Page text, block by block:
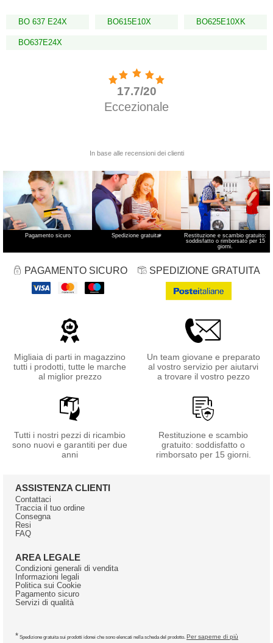
BO 637 E24X BO615E10X BO625E10XK
BO637E24X
Pagamento sicuro Spedizione gratuita*
Restituzione e scambio gratuito:
soddisfatto o rimborsato per 15
giorni.
PAGAMENTO SICURO SPEDIZIONE GRATUITA
Migliaia di parti in magazzino
tutti i prodotti, tutte le marche
al miglior prezzo
Un team giovane e preparato
al vostro servizio per aiutarvi
a trovare il vostro pezzo
Tutti i nostri pezzi di ricambio
sono nuovi e garantiti per due
anni
Restituzione e scambio
gratuito: soddisfatto o
rimborsato per 15 giorni.
ASSISTENZA CLIENTI
Contattaci
Traccia il tuo ordine
Consegna
Resi
FAQ
AREA LEGALE
Condizioni generali di vendita
Informazioni legali
Politica sui Cookie
Pagamento sicuro
Servizi di qualità
* Spedizione gratuita sui prodotti idonei che sono elencati nella scheda del prodotto. Per saperne di più